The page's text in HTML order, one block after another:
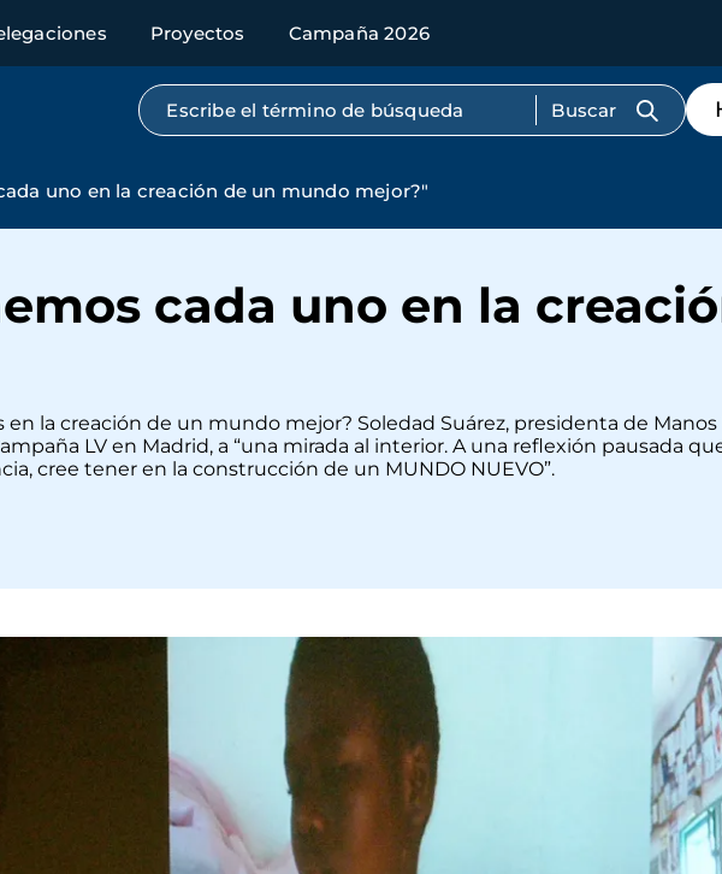
Proyectos Campaña 2026
Búsqueda por texto completo
de
uno en la creación de un mundo mejor?"
cada uno en la
en la creación de un mundo mejor? Soledad Suárez, presidenta de
LV en Madrid, a “una mirada al interior. A una reflexión pausada
cree tener en la construcción de un MUNDO NUEVO”.